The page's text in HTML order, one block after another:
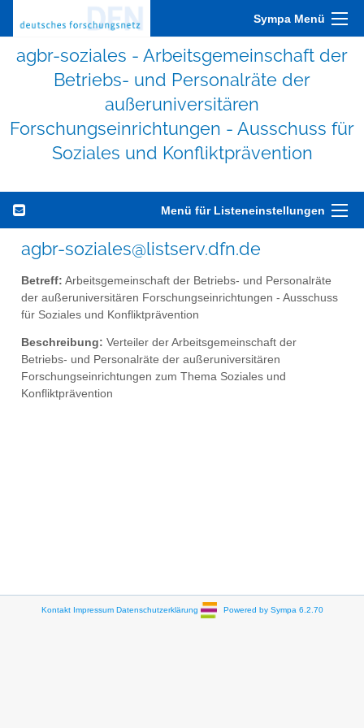
Sympa Menü
agbr-soziales - Arbeitsgemeinschaft der
Betriebs- und Personalräte der
außeruniversitären
Forschungseinrichtungen - Ausschuss für
Soziales und Konfliktprävention
Menü für Listeneinstellungen
agbr-soziales@listserv.dfn.de
Betreff: Arbeitsgemeinschaft der Betriebs- und Personalräte
der außeruniversitären Forschungseinrichtungen - Ausschuss
für Soziales und Konfliktprävention
Beschreibung: Verteiler der Arbeitsgemeinschaft der
Betriebs- und Personalräte der außeruniversitären
Forschungseinrichtungen zum Thema Soziales und
Konfliktprävention
Kontakt Impressum Datenschutzerklärung Powered by Sympa 6.2.70